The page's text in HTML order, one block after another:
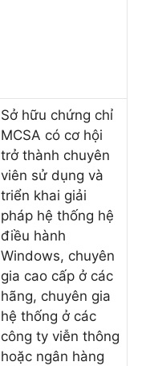
Sở hữu chứng chỉ
MCSA có cơ hội
trở thành chuyên
viên sử dụng và
triển khai giải
pháp hệ thống hệ
điều hành
Windows, chuyên
gia cao cấp ở các
hãng, chuyên gia
hệ thống ở các
công ty viễn thông
hoặc ngân hàng